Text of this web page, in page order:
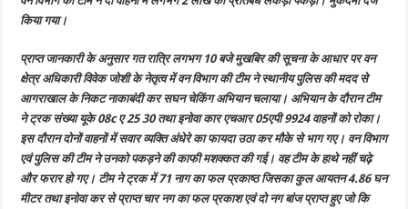
लगभग
की
प्रतिबंध
लकड़ी
किया गया।
प्राप्त जानकारी के अनुसार गत रात्रि लगभग 10 बजे मुखबिर की सूचना के आधार पर वन
क्षेत्र अधिकारी विवेक जोशी के नेतृत्व में वन विभाग की टीम ने स्थानीय पुलिस की मदद से
आगराखाल के निकट नाकाबंदी कर सघन चेकिंग अभियान चलाया। अभियान के दौरान टीम
ने ट्रक संख्या यूके 08c ए 25 30 तथा इनोवा कार एचआर 05एपी 9924 वाहनों को रोका।
इस दौरान दोनों वाहनों में सवार व्यक्ति अंधेरे का फायदा उठा कर मौके से भाग गए। वन विभाग
एवं पुलिस की टीम ने उनको पकड़ने की काफी मशक्कत की गई। वह टीम के हाथे नहीं चढ़े
और फरार हो गए। टीम ने ट्रक में 71 नाग का फल प्रकाष्ठ जिसका कुल आयतन 4.86 घन
मीटर तथा इनोवा कर से प्राप्त चार नग का फल प्रकाश एवं दो नग बांज प्राप्त हुए जो कि